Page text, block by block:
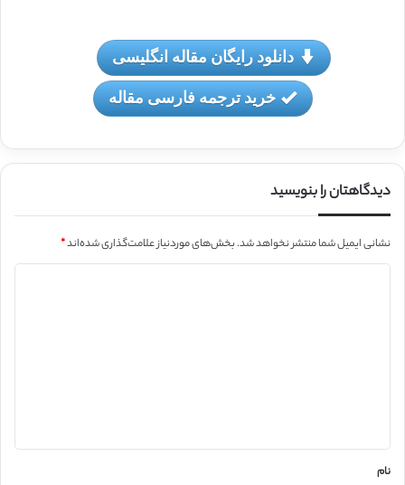
دانلود رایگان مقاله انگلیسی
خرید ترجمه فارسی مقاله
دیدگاهتان را بنویسید
نشانی ایمیل شما منتشر نخواهد شد.بخش‌های موردنیاز علامت‌گذاری شده‌اند*
نام